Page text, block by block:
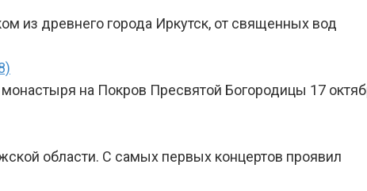
из древнего города Иркутск, от священных вод
на Покров Пресвятой Богородицы 17
области. С самых первых концертов проявил